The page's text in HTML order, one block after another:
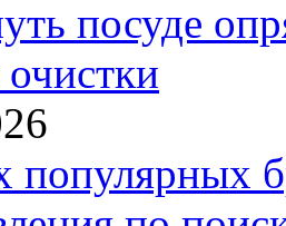
посуде
популярных